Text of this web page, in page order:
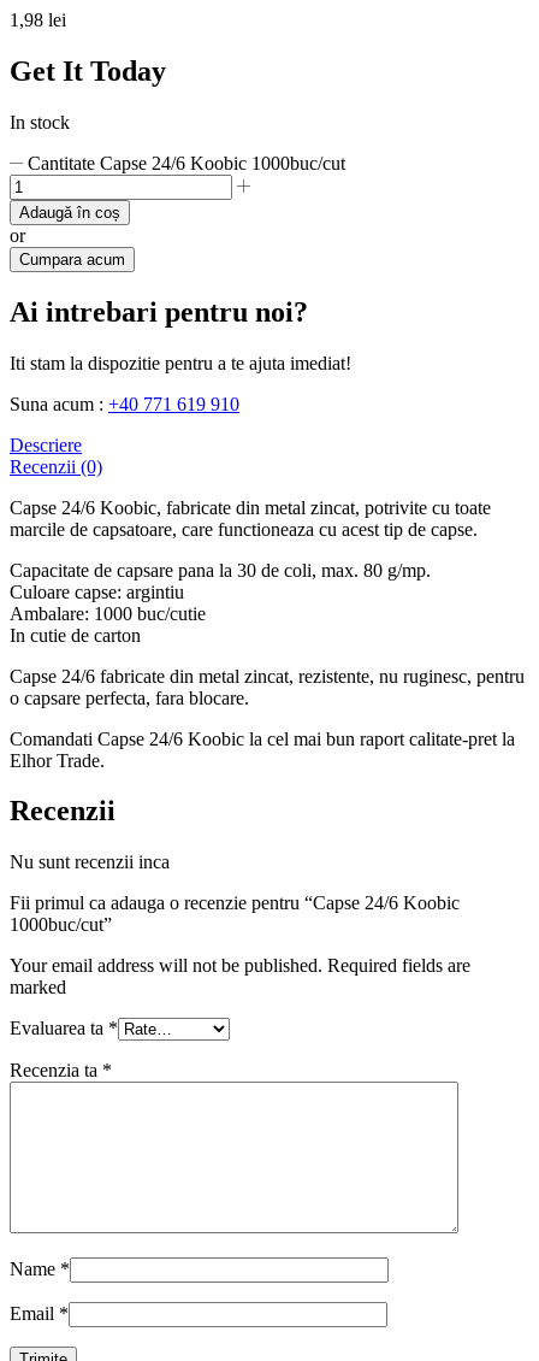
1,98 lei
Get It Today
In stock
Cantitate Capse 24/6 Koobic 1000buc/cut
Adaugă în coș
or
Cumpara acum
Ai intrebari pentru noi?
Iti stam la dispozitie pentru a te ajuta imediat!
Suna acum : +40 771 619 910
Descriere
Recenzii (0)
Capse 24/6 Koobic, fabricate din metal zincat, potrivite cu toate
marcile de capsatoare, care functioneaza cu acest tip de capse.
Capacitate de capsare pana la 30 de coli, max. 80 g/mp.
Culoare capse: argintiu
Ambalare: 1000 buc/cutie
In cutie de carton
Capse 24/6 fabricate din metal zincat, rezistente, nu ruginesc, pentru
o capsare perfecta, fara blocare.
Comandati Capse 24/6 Koobic la cel mai bun raport calitate-pret la
Elhor Trade.
Recenzii
Nu sunt recenzii inca
Fii primul ca adauga o recenzie pentru “Capse 24/6 Koobic
1000buc/cut”
Your email address will not be published. Required fields are
marked
Evaluarea ta *
Recenzia ta *
Name *
Email *